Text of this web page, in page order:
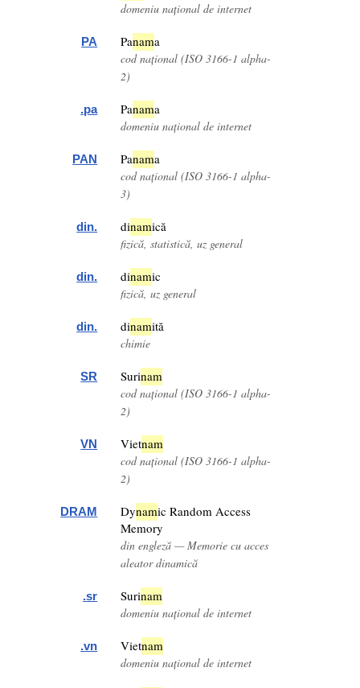
domeniu național de internet
PA Panama
cod național (ISO 3166-1 alpha-
2)
.pa Panama
domeniu național de internet
PAN Panama
cod național (ISO 3166-1 alpha-
3)
din. dinamică
fizică, statistică, uz general
din. dinamic
fizică, uz general
din. dinamită
chimie
SR Surinam
cod național (ISO 3166-1 alpha-
2)
VN Vietnam
cod național (ISO 3166-1 alpha-
2)
DRAM Dynamic Random Access
Memory
din engleză — Memorie cu acces
aleator dinamică
.sr Surinam
domeniu național de internet
.vn Vietnam
domeniu național de internet